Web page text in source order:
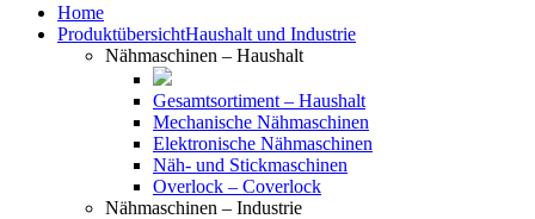
Home
ProduktübersichtHaushalt und Industrie
Nähmaschinen – Haushalt
Gesamtsortiment – Haushalt
Mechanische Nähmaschinen
Elektronische Nähmaschinen
Näh- und Stickmaschinen
Overlock – Coverlock
Nähmaschinen – Industrie